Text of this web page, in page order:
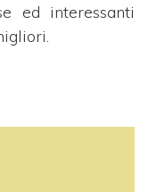
ed interessanti